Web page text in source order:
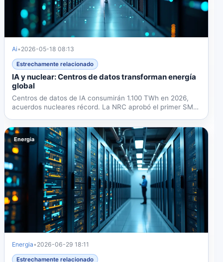
Ai• 2026-05-18 08:13
Estrechamente relacionado
IA y nuclear: Centros de datos transforman energía
global
Centros de datos de IA consumirán 1.100 TWh en 2026,
acuerdos nucleares récord. La NRC aprobó el primer SMR.
Energia
Energia• 2026-06-29 18:11
Estrechamente relacionado